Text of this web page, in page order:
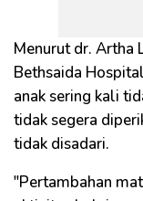
Menurut dr. Artha
Bethsaida
anak sering kali
tidak segera
tidak disadari.
"Pertambahan